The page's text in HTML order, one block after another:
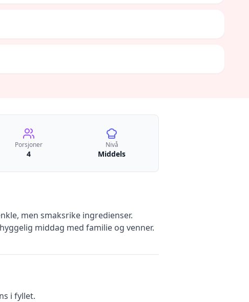
Porsjoner
4
Nivå
Middels
men smaksrike ingredienser.
middag med familie og venner.
i fyllet.